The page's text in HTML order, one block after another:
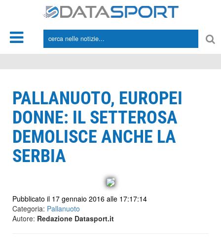
PALLANUOTO, EUROPEI
DONNE: IL SETTEROSA
DEMOLISCE ANCHE LA
SERBIA
Pubblicato il 17 gennaio 2016 alle 17:17:14
Categoria: Pallanuoto
Autore: Redazione Datasport.it